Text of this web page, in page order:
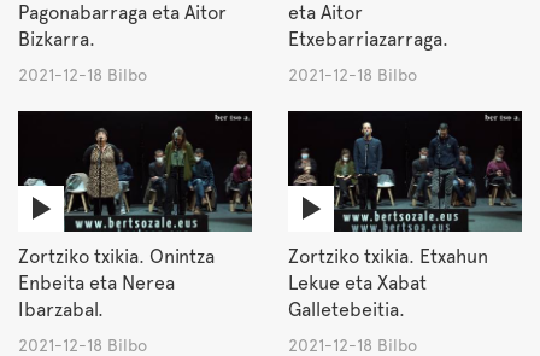
Pagonabarraga eta Aitor
Bizkarra.
2021-12-18 Bilbo
eta Aitor
Etxebarriazarraga.
2021-12-18 Bilbo
Zortziko txikia. Onintza
Enbeita eta Nerea
Ibarzabal.
2021-12-18 Bilbo
Zortziko txikia. Etxahun
Lekue eta Xabat
Galletebeitia.
2021-12-18 Bilbo